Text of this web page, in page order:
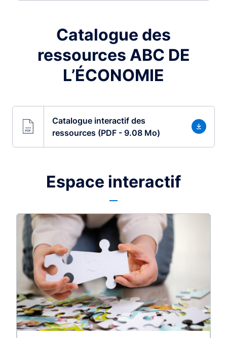
Catalogue des
ressources ABC DE
L’ÉCONOMIE
Catalogue interactif des
ressources (PDF - 9.08 Mo)
Espace interactif